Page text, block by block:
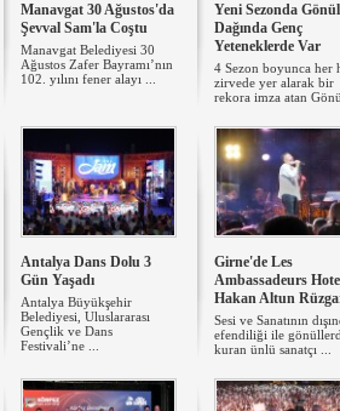
Manavgat 30 Ağustos'da
Şevval Sam'la Coştu
Manavgat Belediyesi 30
Ağustos Zafer Bayramı’nın
102. yılını fener alayı ...
Yeni Sezonda Gönül
Dağında Genç
Yeteneklerde Var
4 Sezon boyunca her
zirvede yer alarak bir
rekora imza atan
Antalya Dans Dolu 3
Gün Yaşadı
Antalya Büyükşehir
Belediyesi, Uluslararası
Gençlik ve Dans
Festivali’ne ...
Girne'de Les
Ambassadeurs
Hakan Altun
Sesi ve Sanatının
efendiliği ile
kuran ünlü sanatçı ...